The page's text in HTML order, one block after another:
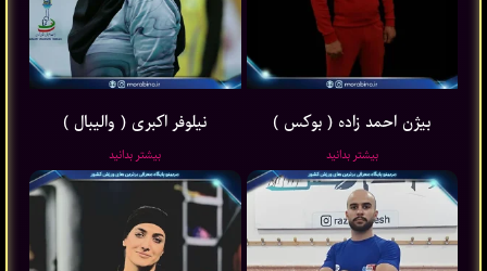
بیژن احمد زاده ( بوکس )
بیشتر بدانید
نیلوفر اکبری ( والیبال )
بیشتر بدانید